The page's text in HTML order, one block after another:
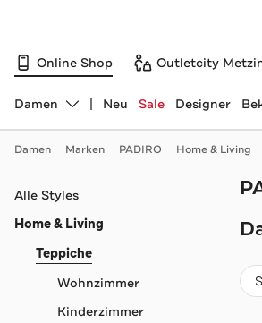
Online Shop Outletcity
Abteilung ändern, ausgewählt:
Damen Neu Sale Designer
Damen Marken PADIRO Home & Living
Navigation überspringen
Alle Styles
Home & Living
Teppiche
Wohnzimmer
Kinderzimmer